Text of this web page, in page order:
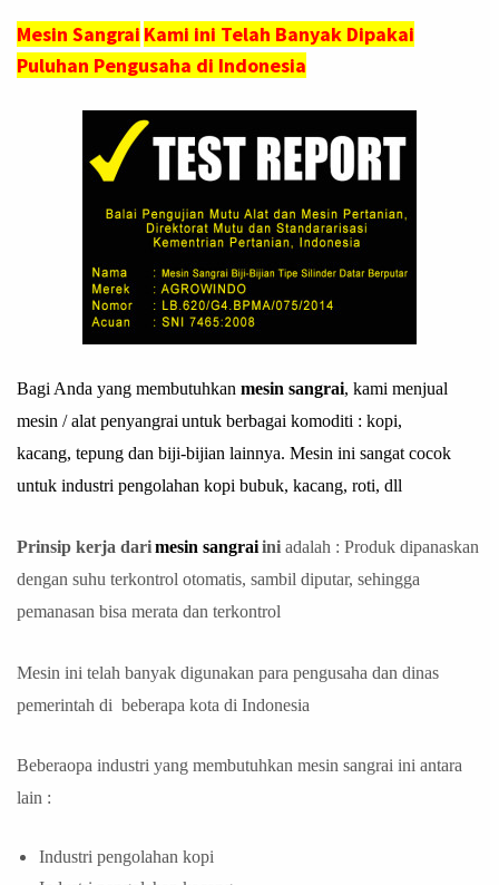
Mesin Sangrai Kami ini Telah Banyak Dipakai
Puluhan Pengusaha di Indonesia
Bagi Anda yang membutuhkan mesin sangrai, kami menjual
mesin / alat penyangraiuntuk berbagai komoditi : kopi,
kacang, tepung dan biji-bijian lainnya. Mesin ini sangat cocok
untuk industri pengolahan kopi bubuk, kacang, roti, dll
Prinsip kerja darimesin sangraiini adalah : Produk dipanaskan
dengan suhu terkontrol otomatis, sambil diputar, sehingga
pemanasan bisa merata dan terkontrol
Mesin ini telah banyak digunakan para pengusaha dan dinas
pemerintah di beberapa kota di Indonesia
Beberaopa industri yang membutuhkan mesin sangrai ini antara
lain :
Industri pengolahan kopi